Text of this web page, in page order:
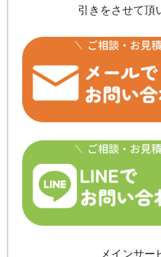
引きをさせて頂
メインサー